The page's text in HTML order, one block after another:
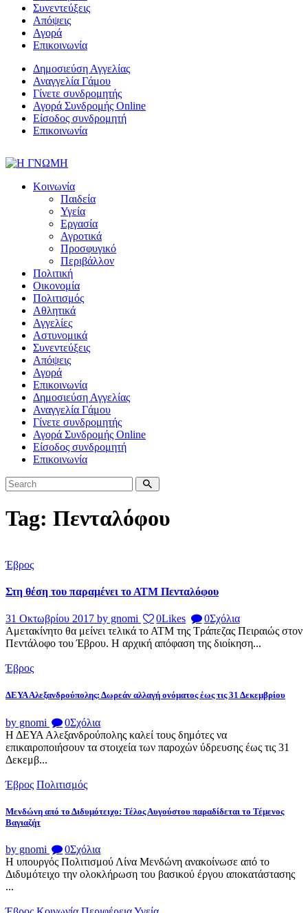
Συνεντεύξεις
Απόψεις
Αγορά
Επικοινωνία
Δημοσιεύση Αγγελίας
Αναγγελία Γάμου
Γίνετε συνδρομητής
Αγορά Συνδρομής Online
Είσοδος συνδρομητή
Επικοινωνία
Κοινωνία
Παιδεία
Υγεία
Εργασία
Αγροτικά
Προσφυγικό
Περιβάλλον
Πολιτική
Οικονομία
Πολιτισμός
Αθλητικά
Αγγελίες
Αστυνομικά
Συνεντεύξεις
Απόψεις
Αγορά
Επικοινωνία
Δημοσιεύση Αγγελίας
Αναγγελία Γάμου
Γίνετε συνδρομητής
Αγορά Συνδρομής Online
Είσοδος συνδρομητή
Επικοινωνία
Tag: Πενταλόφου
Έβρος
Στη θέση του παραμένει το ΑΤΜ Πενταλόφου
31 Οκτωβρίου 2017 by gnomi 0Likes 0Σχόλια
Αμετακίνητο θα μείνει τελικά το ΑΤΜ της Τράπεζας Πειραιώς στον
Πεντάλοφο του Έβρου. Η αρχική απόφαση της διοίκηση...
Έβρος
ΔΕΥΑ Αλεξανδρούπολης: Δωρεάν αλλαγή ονόματος έως τις 31 Δεκεμβρίου
by gnomi 0Σχόλια
Η ΔΕΥΑ Αλεξανδρούπολης καλεί τους δημότες να
επικαιροποιήσουν τα στοιχεία των παροχών ύδρευσης έως τις 31
Δεκεμβ...
Έβρος Πολιτισμός
Μενδώνη από το Διδυμότειχο: Τέλος Αυγούστου παραδίδεται το Τέμενος
Βαγιαζήτ
by gnomi 0Σχόλια
Η υπουργός Πολιτισμού Λίνα Μενδώνη ανακοίνωσε από το
Διδυμότειχο την ολοκλήρωση του βασικού έργου αποκατάστασης
...